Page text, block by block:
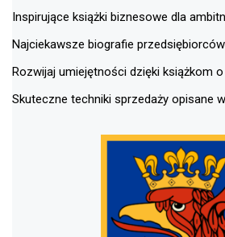
Inspirujące książki biznesowe dla
Najciekawsze biografie
Rozwijaj umiejętności dzięki książkom
Skuteczne techniki sprzedaży opisane